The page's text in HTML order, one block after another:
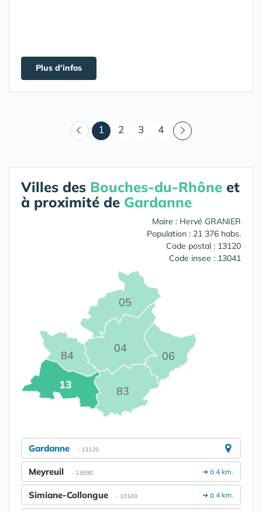
Plus d'infos
1 (courant)
2 3 4
Villes des Bouches-du-Rhône et
à proximité de Gardanne
Maire : Hervé GRANIER
Population : 21 376 habs.
Code postal : 13120
Code insee : 13041
04
05
06
13 83
84
Gardanne - 13120
➔ à 4 km.
Meyreuil - 13590
➔ à 4 km.
Simiane-Collongue - 13109